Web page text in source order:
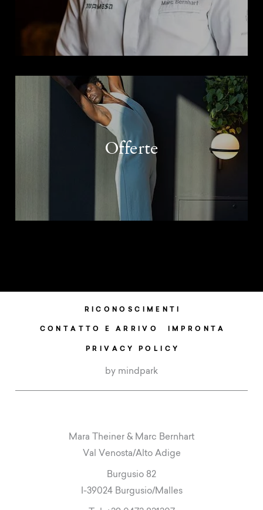
Offerte
by mindpark
RICONOSCIMENTI
CONTATTO E ARRIVO IMPRONTA
PRIVACY POLICY
Mara Theiner & Marc Bernhart
Val Venosta/Alto Adige
Burgusio 82
I-39024 Burgusio/Malles